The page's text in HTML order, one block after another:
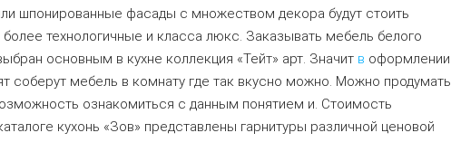
шпонированные фасады с множеством декора будут стоить
технологичные и класса люкс. Заказывать мебель белого
основным в кухне коллекция «Тейт» арт. Значит в оформлении
соберут мебель в комнату где так вкусно можно. Можно продумать
ознакомиться с данным понятием и. Стоимость
кухонь «Зов» представлены гарнитуры различной ценовой